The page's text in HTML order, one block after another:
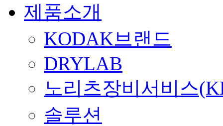
제품소개
KODAK브랜드
DRYLAB
노리츠장비서비스
솔루션